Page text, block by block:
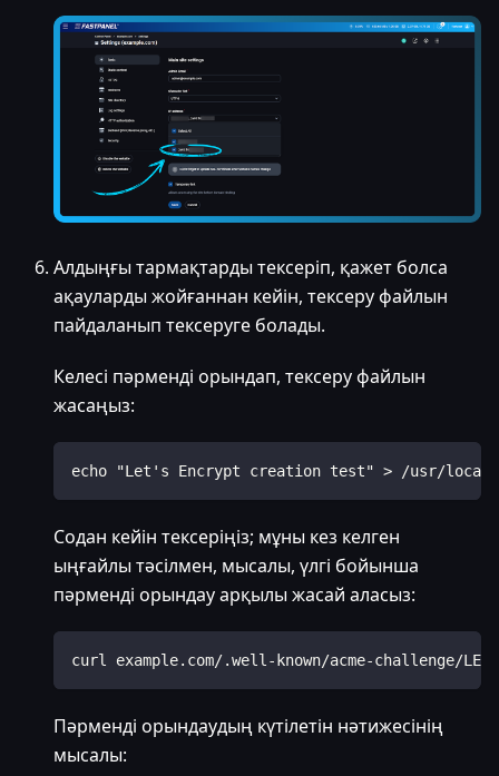
Алдыңғы тармақтарды тексеріп, қажет болса
ақауларды жойғаннан кейін, тексеру файлын
пайдаланып тексеруге болады.
Келесі пәрменді орындап, тексеру файлын
жасаңыз:
echo "Let's Encrypt creation test" > /usr/local/
Содан кейін тексеріңіз; мұны кез келген
ыңғайлы тәсілмен, мысалы, үлгі бойынша
пәрменді орындау арқылы жасай аласыз:
curl example.com/.well-known/acme-challenge/
Пәрменді орындаудың күтілетін нәтижесінің
мысалы: